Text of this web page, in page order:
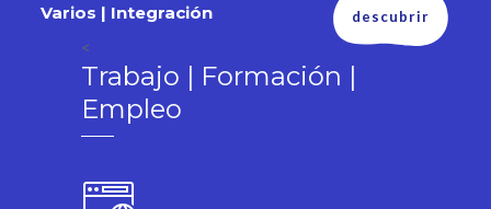
Varios | Integración descubrir
<
Trabajo | Formación |
Empleo